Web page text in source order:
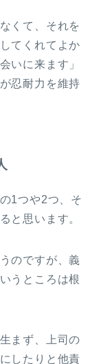
くて、それを
てくれてよか
いに来ます」
忍耐力を維持
1つや2つ、そ
と思います。
のですが、義
うところは根
まず、上司の
したりと他責